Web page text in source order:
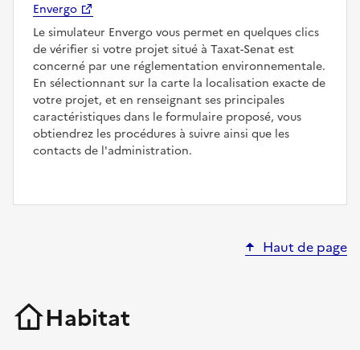
Envergo
Le simulateur Envergo vous permet en quelques clics
de vérifier si votre projet situé à Taxat-Senat est
concerné par une réglementation environnementale.
En sélectionnant sur la carte la localisation exacte de
votre projet, et en renseignant ses principales
caractéristiques dans le formulaire proposé, vous
obtiendrez les procédures à suivre ainsi que les
contacts de l'administration.
Haut de page
Habitat